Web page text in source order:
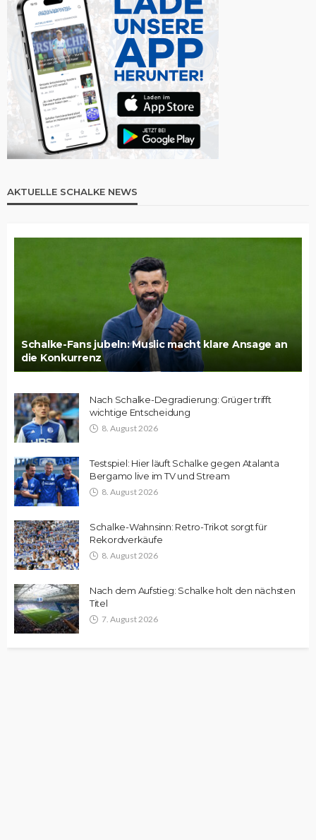
AKTUELLE SCHALKE NEWS
Schalke-Fans jubeln: Muslic macht klare Ansage an
die Konkurrenz
Nach Schalke-Degradierung: Grüger trifft
wichtige Entscheidung
8. August 2026
Testspiel: Hier läuft Schalke gegen Atalanta
Bergamo live im TV und Stream
8. August 2026
Schalke-Wahnsinn: Retro-Trikot sorgt für
Rekordverkäufe
8. August 2026
Nach dem Aufstieg: Schalke holt den nächsten
Titel
7. August 2026